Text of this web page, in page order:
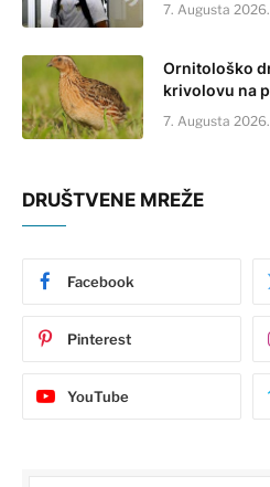
7. Augusta 2026.
Ornitološko
krivolovu na
7. Augusta 2026.
DRUŠTVENE MREŽE
Facebook
Pinterest
YouTube